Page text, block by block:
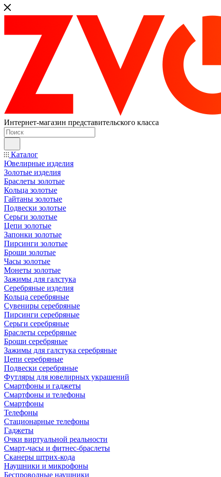
Интернет-магазин представительского класса
Каталог
Ювелирные изделия
Золотые изделия
Браслеты золотые
Кольца золотые
Гайтаны золотые
Подвески золотые
Серьги золотые
Цепи золотые
Запонки золотые
Пирсинги золотые
Броши золотые
Часы золотые
Монеты золотые
Зажимы для галстука
Серебряные изделия
Кольца серебряные
Сувениры серебряные
Пирсинги серебряные
Серьги серебряные
Браслеты серебряные
Броши серебряные
Зажимы для галстука серебряные
Цепи серебряные
Подвески серебряные
Футляры для ювелирных украшений
Смартфоны и гаджеты
Смартфоны и телефоны
Смартфоны
Телефоны
Стационарные телефоны
Гаджеты
Очки виртуальной реальности
Смарт-часы и фитнес-браслеты
Сканеры штрих-кода
Наушники и микрофоны
Беспроводные наушники